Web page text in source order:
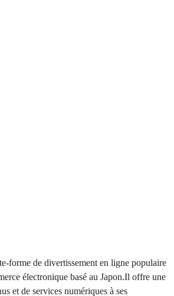
forme de divertissement en ligne populaire
électronique basé au Japon.Il offre une
et de services numériques à ses